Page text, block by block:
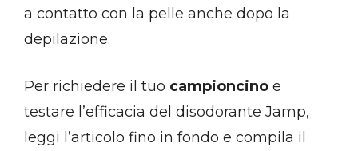
a contatto con la pelle anche dopo la
depilazione.
Per richiedere il tuo campioncino e
testare l’efficacia del disodorante Jamp,
leggi l’articolo fino in fondo e compila il